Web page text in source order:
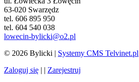
63-020 Swarzędz
tel. 606 895 950
tel. 604 540 038
lowecin-bylicki@o2.pl
© 2026 Bylicki | Systemy CMS Telvinet.pl
Zaloguj się | | Zarejestruj